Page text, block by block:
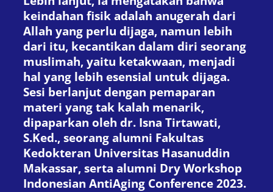
keindahan fisik adalah anugerah dari
Allah yang perlu dijaga, namun lebih
dari itu, kecantikan dalam diri seorang
muslimah, yaitu ketakwaan, menjadi
hal yang lebih esensial untuk dijaga.
Sesi berlanjut dengan pemaparan
materi yang tak kalah menarik,
dipaparkan oleh dr. Isna Tirtawati,
S.Ked., seorang alumni Fakultas
Kedokteran Universitas Hasanuddin
Makassar, serta alumni Dry Workshop
Indonesian AntiAging Conference 2023.